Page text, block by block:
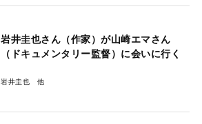
岩井圭也さん（作家）が山崎エマさん
（ドキュメンタリー監督）に会いに行く
岩井圭也